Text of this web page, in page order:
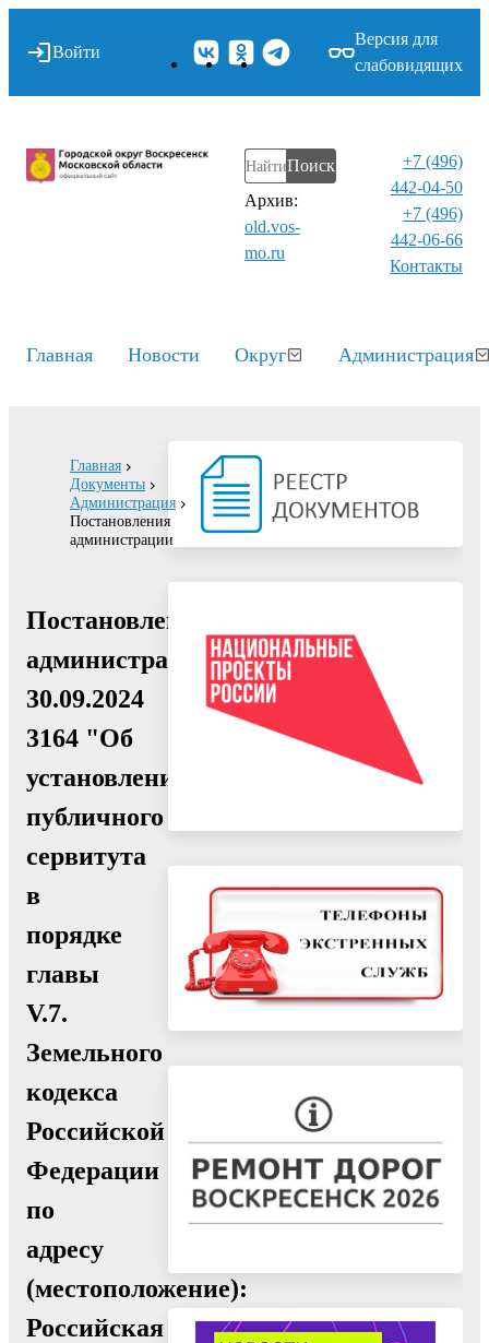
Войти
Версия для
слабовидящих
Поиск
Архив:
old.vos-
mo.ru
+7 (496)
442-04-50
+7 (496)
442-06-66
Контакты⁠
Главная Новости Округ Администрация
Главная
Документы
Администрация
Постановления
администрации
Постановление
администрации
30.09.2024
3164 "Об
установлении
публичного
сервитута
в
порядке
главы
V.7.
Земельного
кодекса
Российской
Федерации
по
адресу
(местоположение):
Российская